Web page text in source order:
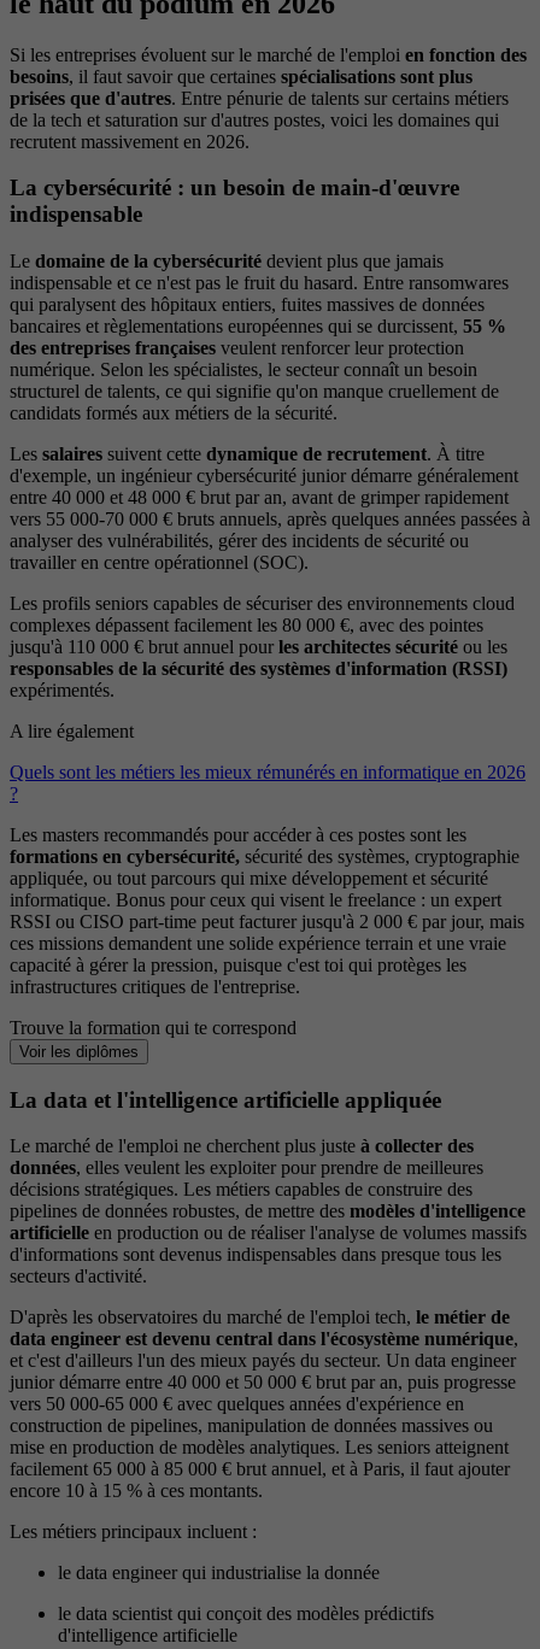
Si les entreprises évoluent sur le marché de l'emploi en fonction des
besoins, il faut savoir que certaines spécialisations sont plus
prisées que d'autres. Entre pénurie de talents sur certains métiers
de la tech et saturation sur d'autres postes, voici les domaines qui
recrutent massivement en 2026.
La cybersécurité : un besoin de main-d'œuvre
indispensable
Le domaine de la cybersécurité devient plus que jamais
indispensable et ce n'est pas le fruit du hasard. Entre ransomwares
qui paralysent des hôpitaux entiers, fuites massives de données
bancaires et règlementations européennes qui se durcissent, 55 %
des entreprises françaises veulent renforcer leur protection
numérique. Selon les spécialistes, le secteur connaît un besoin
structurel de talents, ce qui signifie qu'on manque cruellement de
candidats formés aux métiers de la sécurité.
Les salaires suivent cette dynamique de recrutement. À titre
d'exemple, un ingénieur cybersécurité junior démarre généralement
entre 40 000 et 48 000 € brut par an, avant de grimper rapidement
vers 55 000-70 000 € bruts annuels, après quelques années passées à
analyser des vulnérabilités, gérer des incidents de sécurité ou
travailler en centre opérationnel (SOC).
Les profils seniors capables de sécuriser des environnements cloud
complexes dépassent facilement les 80 000 €, avec des pointes
jusqu'à 110 000 € brut annuel pour les architectes sécurité ou les
responsables de la sécurité des systèmes d'information (RSSI)
expérimentés.
A lire également
Quels sont les métiers les mieux rémunérés en informatique en 2026
?
Les masters recommandés pour accéder à ces postes sont les
formations en cybersécurité, sécurité des systèmes, cryptographie
appliquée, ou tout parcours qui mixe développement et sécurité
informatique. Bonus pour ceux qui visent le freelance : un expert
RSSI ou CISO part-time peut facturer jusqu'à 2 000 € par jour, mais
ces missions demandent une solide expérience terrain et une vraie
capacité à gérer la pression, puisque c'est toi qui protèges les
infrastructures critiques de l'entreprise.
Trouve la formation qui te correspond
Voir les diplômes
La data et l'intelligence artificielle appliquée
Le marché de l'emploi ne cherchent plus juste à collecter des
données, elles veulent les exploiter pour prendre de meilleures
décisions stratégiques. Les métiers capables de construire des
pipelines de données robustes, de mettre des modèles d'intelligence
artificielle en production ou de réaliser l'analyse de volumes massifs
d'informations sont devenus indispensables dans presque tous les
secteurs d'activité.
D'après les observatoires du marché de l'emploi tech, le métier de
data engineer est devenu central dans l'écosystème numérique,
et c'est d'ailleurs l'un des mieux payés du secteur. Un data engineer
junior démarre entre 40 000 et 50 000 € brut par an, puis progresse
vers 50 000-65 000 € avec quelques années d'expérience en
construction de pipelines, manipulation de données massives ou
mise en production de modèles analytiques. Les seniors atteignent
facilement 65 000 à 85 000 € brut annuel, et à Paris, il faut ajouter
encore 10 à 15 % à ces montants.
Les métiers principaux incluent :
le data engineer qui industrialise la donnée
le data scientist qui conçoit des modèles prédictifs
d'intelligence artificielle